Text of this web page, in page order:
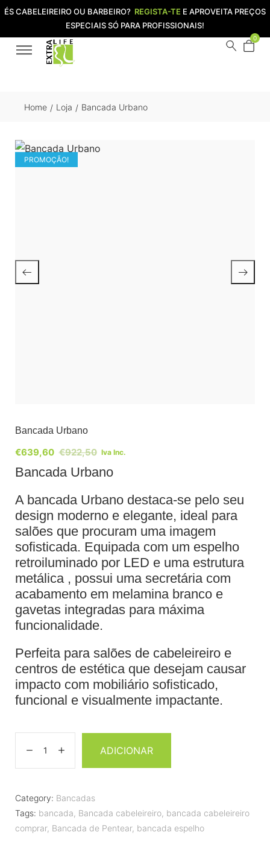
ÉS CABELEIREIRO OU BARBEIRO? REGISTA-TE E APROVEITA PREÇOS
ESPECIAIS SÓ PARA PROFISSIONAIS!
0
Home / Loja / Bancada Urbano
PROMOÇÃO!
Bancada Urbano
€922,50
€639,60 Iva Inc.
Bancada Urbano
A bancada Urbano destaca-se pelo seu
design moderno e elegante, ideal para
salões que procuram uma imagem
sofisticada. Equipada com um espelho
retroiluminado por LED e uma estrutura
metálica , possui uma secretária com
acabamento em melamina branco e
gavetas integradas para máxima
funcionalidade.
Perfeita para salões de cabeleireiro e
centros de estética que desejam causar
impacto com mobiliário sofisticado,
funcional e visualmente impactante.
ADICIONAR
Category: Bancadas
Tags: bancada, Bancada cabeleireiro, bancada cabeleireiro
comprar, Bancada de Pentear, bancada espelho